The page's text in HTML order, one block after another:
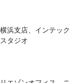
浜支店、インテック
タジオ